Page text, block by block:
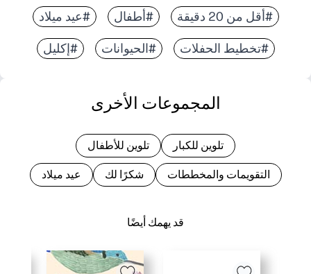
#أقل من 20 دقيقة #أطفال #عيد ميلاد
#تخطيط الحفلات #الحيوانات #إكليل
قد يهمك أيضًا
المجموعات الأخرى
تلوين للكبار تلوين للأطفال
التقويمات والمخططات شكرًا لك عيد ميلاد